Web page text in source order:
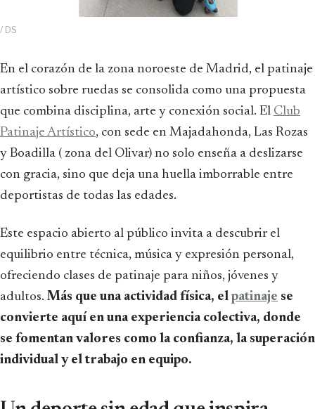
/ DS
En el corazón de la zona noroeste de Madrid, el patinaje
artístico sobre ruedas se consolida como una propuesta
que combina disciplina, arte y conexión social. El Club
Patinaje Artístico, con sede en Majadahonda, Las Rozas
y Boadilla ( zona del Olivar) no solo enseña a deslizarse
con gracia, sino que deja una huella imborrable entre
deportistas de todas las edades.
Este espacio abierto al público invita a descubrir el
equilibrio entre técnica, música y expresión personal,
ofreciendo clases de patinaje para niños, jóvenes y
adultos. Más que una actividad física, el patinaje se
convierte aquí en una experiencia colectiva, donde
se fomentan valores como la confianza, la superación
individual y el trabajo en equipo.